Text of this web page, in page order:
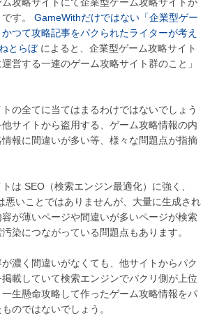
す。 GameWithだけではない「企業型ゲー
つて攻略記事をパクられたライターが考え
とらぼによると、企業型ゲーム攻略サイト
営する一連のゲーム攻略サイト群のこと」
の全てに当てはまるわけではないでしょう
サイトから盗用する、ゲーム攻略情報の内
報に間違いが多い等、様々な問題点が指摘
は SEO（検索エンジン最適化）に強く、
悪いことではありませんが、大量に生成され
が薄いページや間違いが多いページが検索
染につながっている問題点もあります。
濃く間違いがなくても、他サイトからパク
載していて検索エンジンでパクリ側が上位
生懸命攻略して作ったゲーム攻略情報をパ
のではないでしょう。